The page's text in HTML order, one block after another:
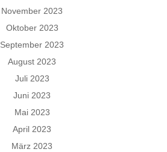
November 2023
Oktober 2023
September 2023
August 2023
Juli 2023
Juni 2023
Mai 2023
April 2023
März 2023